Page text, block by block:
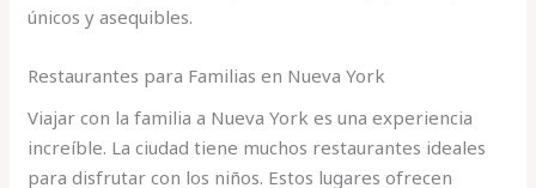
únicos y asequibles.
Restaurantes para Familias en Nueva York
Viajar con la familia a Nueva York es una experiencia
increíble. La ciudad tiene muchos restaurantes ideales
para disfrutar con los niños. Estos lugares ofrecen